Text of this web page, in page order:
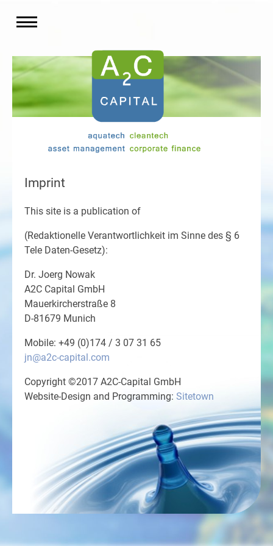
Imprint
This site is a publication of
(Redaktionelle Verantwortlichkeit im Sinne des § 6
Tele Daten-Gesetz):
Dr. Joerg Nowak
A2C Capital GmbH
Mauerkircherstraße 8
D-81679 Munich
Mobile: +49 (0)174 / 3 07 31 65
jn@a2c-capital.com
Copyright ©2017 A2C-Capital GmbH
Website-Design and Programming: Sitetown